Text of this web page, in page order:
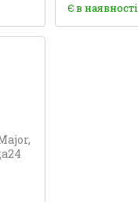
Є в наявності